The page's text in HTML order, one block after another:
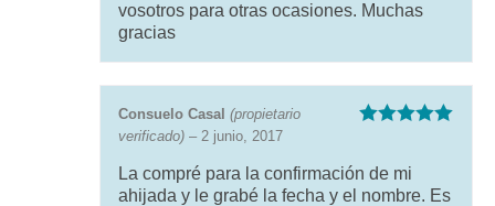
vosotros para otras ocasiones. Muchas
gracias
Consuelo Casal (propietario
verificado) – 2 junio, 2017
La compré para la confirmación de mi
ahijada y le grabé la fecha y el nombre. Es